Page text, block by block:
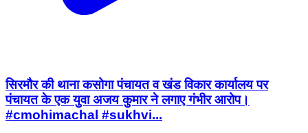
सिरमौर की थाना कसोगा पंचायत व खंड विकार कार्यालय पर
पंचायत के एक युवा अजय कुमार ने लगाए गंभीर आरोप।
#cmohimachal #sukhvi...